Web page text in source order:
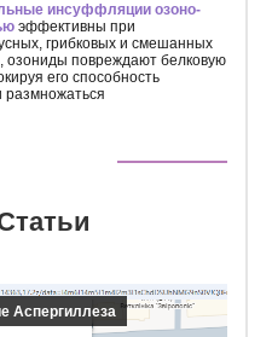
инсуффляции озоно-
эффективны при
грибковых и смешанных
озониды повреждают белковую
его способность
размножаться
Аспергиллеза